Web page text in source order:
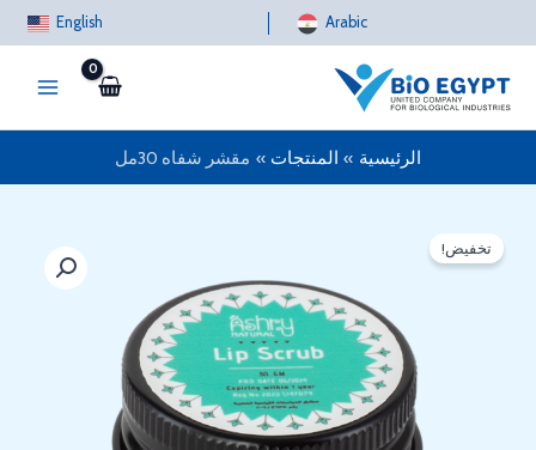
إلى
English Arabic
الرئيسية المنتجات مقشر شفاه 30مل
تخفيض!